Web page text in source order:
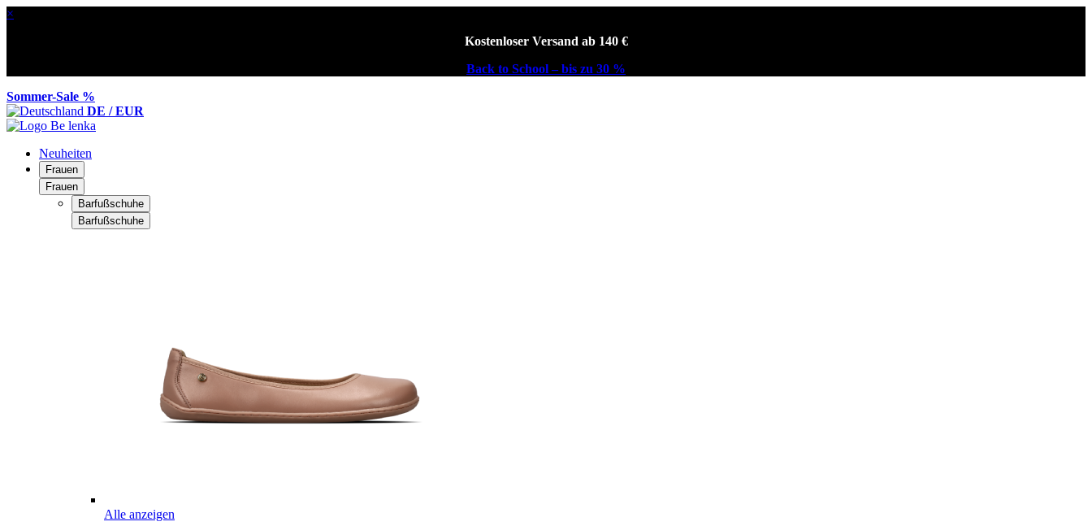
×
Kostenloser Versand ab 140 €
Back to School – bis zu 30 %
Sommer-Sale %
DE / EUR
Neuheiten
Frauen
Frauen
Barfußschuhe
Barfußschuhe
Alle anzeigen